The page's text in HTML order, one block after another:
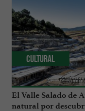
El Valle Salado de
natural por
Cultural